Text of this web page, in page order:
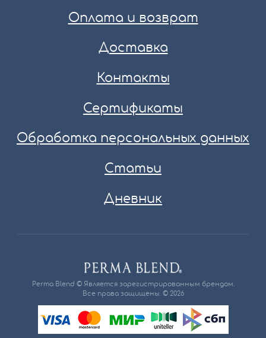
Оплата и возврат
Доставка
Контакты
Сертификаты
Обработка персональных данных
Статьи
Дневник
Perma Blend © Является зарегистрированным брендом.
Все права защищены. © 2026